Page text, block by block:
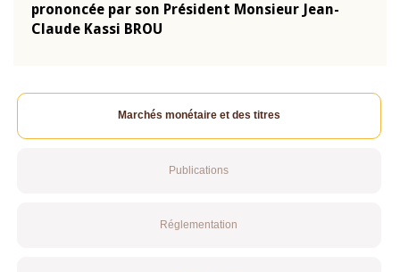
prononcée par son Président Monsieur Jean-
Claude Kassi BROU
Marchés monétaire et des titres
Publications
Réglementation